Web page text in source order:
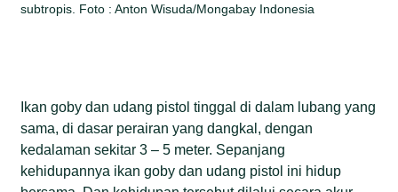
subtropis. Foto : Anton Wisuda/Mongabay Indonesia
Ikan goby dan udang pistol tinggal di dalam lubang yang
sama, di dasar perairan yang dangkal, dengan
kedalaman sekitar 3 – 5 meter. Sepanjang
kehidupannya ikan goby dan udang pistol ini hidup